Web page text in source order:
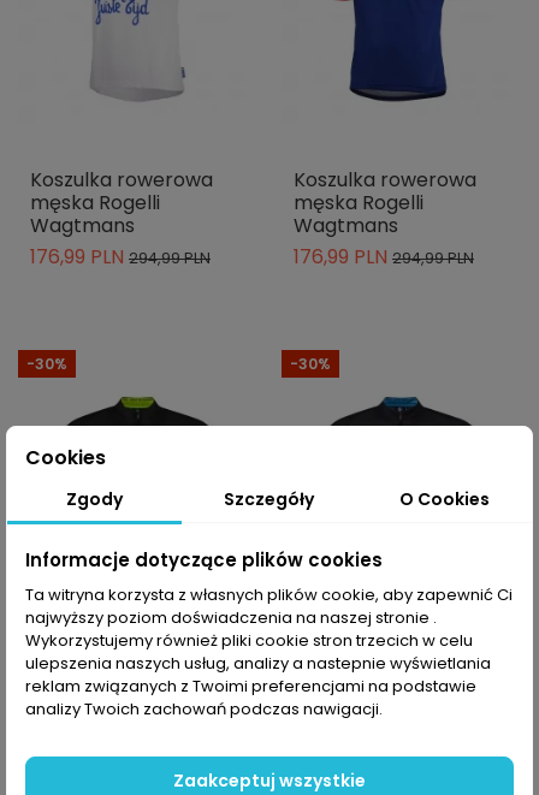
Koszulka rowerowa
męska Rogelli
Wagtmans
176,99 PLN 294,99 PLN
Koszulka rowerowa
męska Rogelli
Wagtmans
176,99 PLN 294,99 PLN
-30%
Koszulka rowerowa
męska Rogelli Hero II
-30%
Koszulka rowerowa
męska Rogelli Hero II
Cookies
Zgody Szczegóły O Cookies
Informacje dotyczące plików cookies
Ta witryna korzysta z własnych plików cookie, aby zapewnić Ci
najwyższy poziom doświadczenia na naszej stronie .
Wykorzystujemy również pliki cookie stron trzecich w celu
ulepszenia naszych usług, analizy a nastepnie wyświetlania
reklam związanych z Twoimi preferencjami na podstawie
analizy Twoich zachowań podczas nawigacji.
Zaakceptuj wszystkie